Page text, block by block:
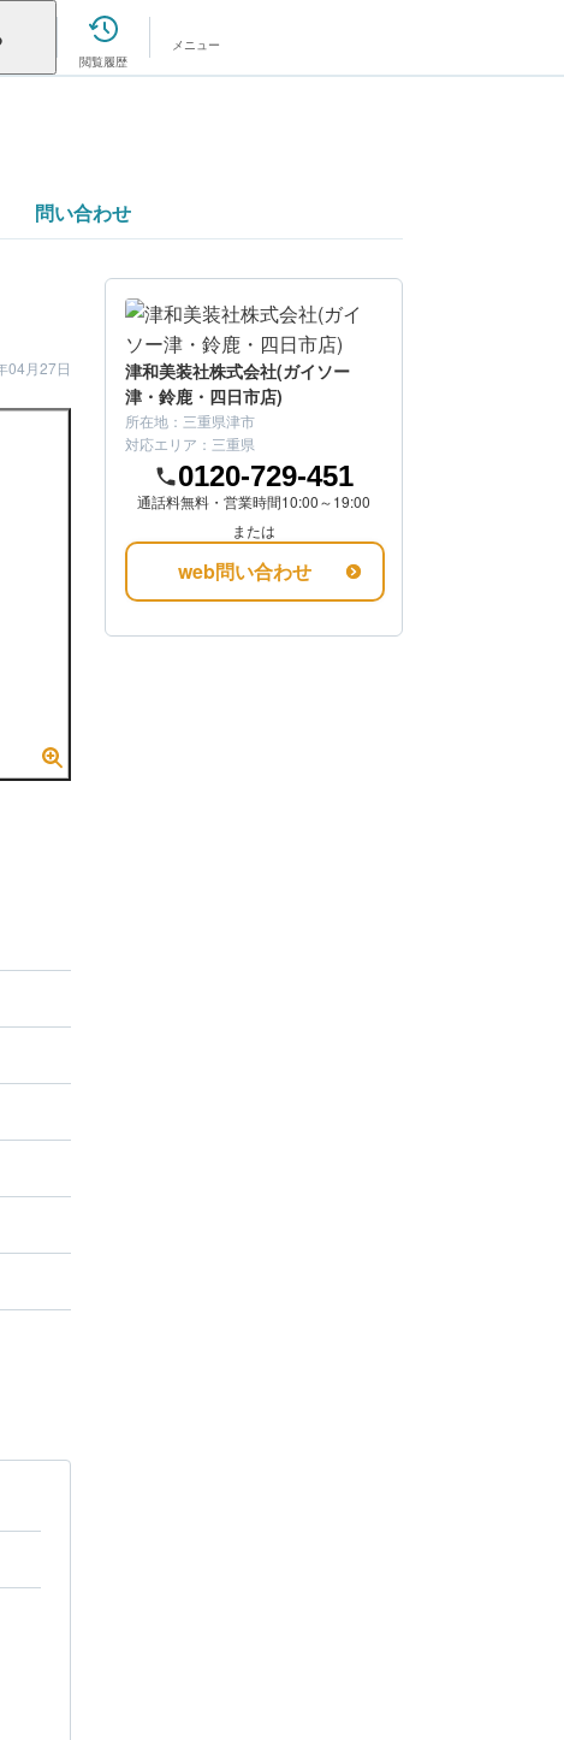
閲覧履歴
メニュー
問い合わせ
04月27日
津和美装社株式会社(ガイソー
津・鈴鹿・四日市店)
所在地： 三重県津市
対応エリア： 三重県
0120-729-451
通話料無料・営業時間10:00～19:00
または
web問い合わせ